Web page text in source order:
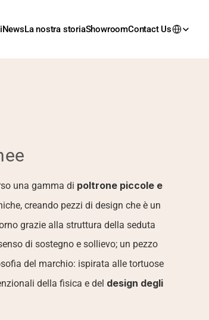
una gamma di poltrone piccole e
creando pezzi di design che è un
grazie alla struttura della seduta
di sostegno e sollievo; un pezzo
del marchio: ispirata alle tortuose
della fisica e del design degli
NewsLa nostra storiaShowroomContact Us